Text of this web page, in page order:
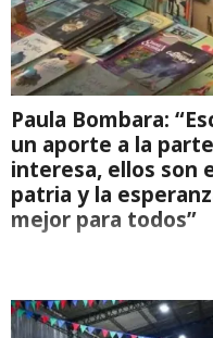
Paula Bombara:
un aporte a la
interesa, ellos son
patria y la
mejor para todos”